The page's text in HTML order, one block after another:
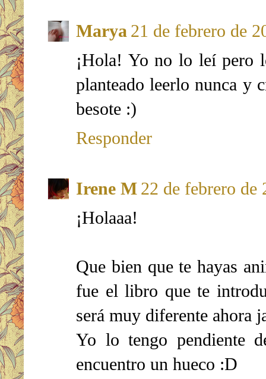
Marya 21 de febrero de
¡Hola! Yo no lo leí pero
planteado leerlo nunca y
besote :)
Responder
Irene M 22 de febrero de
¡Holaaa!
Que bien que te hayas
fue el libro que te
será muy diferente ahora
Yo lo tengo pendiente
encuentro un hueco :D